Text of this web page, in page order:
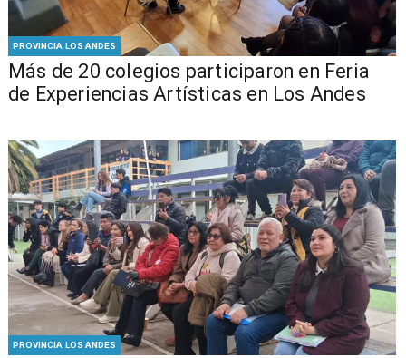
PROVINCIA LOS ANDES
Más de 20 colegios participaron en Feria
de Experiencias Artísticas en Los Andes
PROVINCIA LOS ANDES